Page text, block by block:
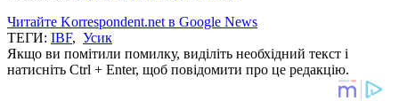
Читайте Korrespondent.net в Google News
ТЕГИ: IBF, Усик
Якщо ви помітили помилку, виділіть необхідний текст і
натисніть Ctrl + Enter, щоб повідомити про це редакцію.